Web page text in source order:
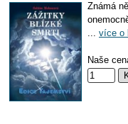
Známá
... více o
Naše